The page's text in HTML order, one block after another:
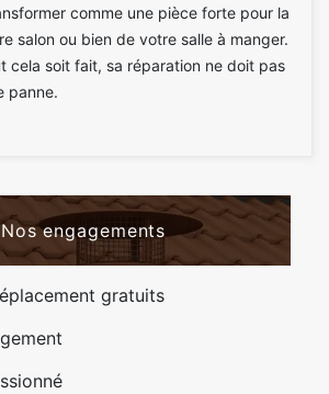
comme une pièce forte pour la
salon ou bien de votre salle à manger.
cela soit fait, sa réparation ne doit pas
panne.
Nos engagements
gratuits